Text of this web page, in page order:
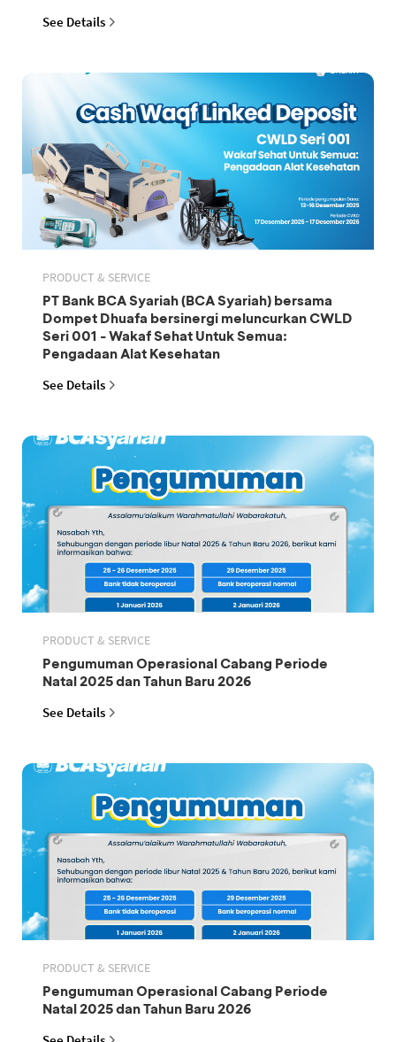
See Details
PRODUCT & SERVICE
PT Bank BCA Syariah (BCA Syariah) bersama
Dompet Dhuafa bersinergi meluncurkan CWLD
Seri 001 - Wakaf Sehat Untuk Semua:
Pengadaan Alat Kesehatan
See Details
PRODUCT & SERVICE
Pengumuman Operasional Cabang Periode
Natal 2025 dan Tahun Baru 2026
See Details
PRODUCT & SERVICE
Pengumuman Operasional Cabang Periode
Natal 2025 dan Tahun Baru 2026